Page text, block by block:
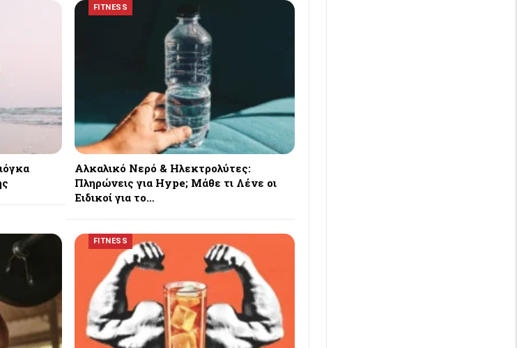
FITNESS
Αλκαλικό Νερό & Ηλεκτρολύτες:
Πληρώνεις για Hype; Μάθε τι Λένε οι
Ειδικοί για το…
FITNESS